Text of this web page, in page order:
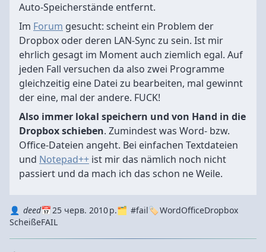
Auto-Speicherstände entfernt.
Im Forum gesucht: scheint ein Problem der
Dropbox oder deren LAN-Sync zu sein. Ist mir
ehrlich gesagt im Moment auch ziemlich egal. Auf
jeden Fall versuchen da also zwei Programme
gleichzeitig eine Datei zu bearbeiten, mal gewinnt
der eine, mal der andere. FUCK!
Also immer lokal speichern und von Hand in die
Dropbox schieben. Zumindest was Word- bzw.
Office-Dateien angeht. Bei einfachen Textdateien
und Notepad++ ist mir das nämlich noch nicht
passiert und da mach ich das schon ne Weile.
Autordeed
Datum 25 черв. 2010 р.
Kategorie #fail Tags
WordOfficeDropbox
ScheißeFAIL